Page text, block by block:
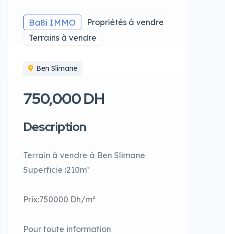
Ba8i IMMO
Propriétés à vendre
Terrains à vendre
Ben Slimane
750,000 DH
Description
Terrain à vendre à Ben Slimane
Superficie :210m²
Prix:750000 Dh/m²
Pour toute information